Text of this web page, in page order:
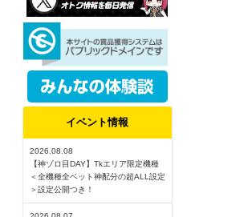
イベント情報
2026.08.08
【神ゾロ目DAY】Tkエリア限定機種
＜全機種全ベット神配分の超ALL設定
＞設定公開つき！